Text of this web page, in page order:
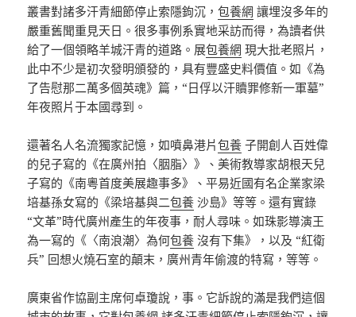
叢書對諸多汗青細節停止索隱鉤沉，包養網 讓埋沒多年的
嚴重舊聞重見天日。很多事例系實地采訪而得，為讀者供
給了一個領略羊城汗青的道路。展包養網 現大批老照片，
此中不少是初次發明頒發的，具有豐盛史料價值。如《為
了告慰那二萬多個英魂》篇，“日俘以汗贖罪修新一軍墓”
年夜照片于本國尋到。
還著名人名流獨家記憶，如噴鼻港片包養 子開創人百姓偉
的兒子寫的《在廣州拍〈胭脂〉》、美術教導家胡根天兒
子寫的《南粵首度美展趣事多》、平易近國有名企業家梁
培基孫女寫的《梁培基與二包養 沙島》等等。還有實錄
“文革”時代廣州產生的年夜事，耐人尋味。如珠影導演王
為一寫的《〈南浪潮〉為何包養 沒有下集》，以及 “紅衛
兵” 回想火燒石室的顛末，廣州青年偷渡的特寫，等等。
廣東省作協副主席何卓瓊說，事。它訴說的滿是我們這個